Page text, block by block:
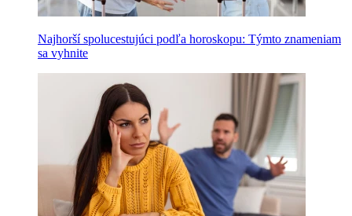
Najhorší spolucestujúci podľa horoskopu: Týmto znameniam
sa vyhnite